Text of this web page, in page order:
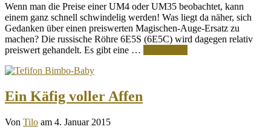
Wenn man die Preise einer UM4 oder UM35 beobachtet, kann
einem ganz schnell schwindelig werden! Was liegt da näher, sich
Gedanken über einen preiswerten Magischen-Auge-Ersatz zu
machen? Die russische Röhre 6E5S (6E5C) wird dagegen relativ
preiswert gehandelt. Es gibt eine …
Ein Käfig voller Affen
Von Tilo am 4. Januar 2015